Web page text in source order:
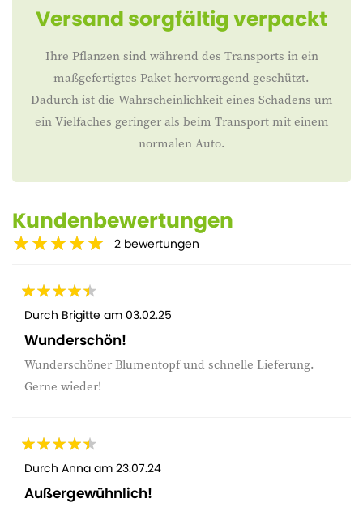
Versand sorgfältig verpackt
Ihre Pflanzen sind während des Transports in ein
maßgefertigtes Paket hervorragend geschützt.
Dadurch ist die Wahrscheinlichkeit eines Schadens um
ein Vielfaches geringer als beim Transport mit einem
normalen Auto.
Kundenbewertungen
2 bewertungen
Durch Brigitte am 03.02.25
Wunderschön!
Wunderschöner Blumentopf und schnelle Lieferung.
Gerne wieder!
Durch Anna am 23.07.24
Außergewühnlich!